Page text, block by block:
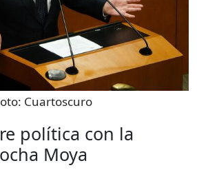
Cuartoscuro
política con la
Moya